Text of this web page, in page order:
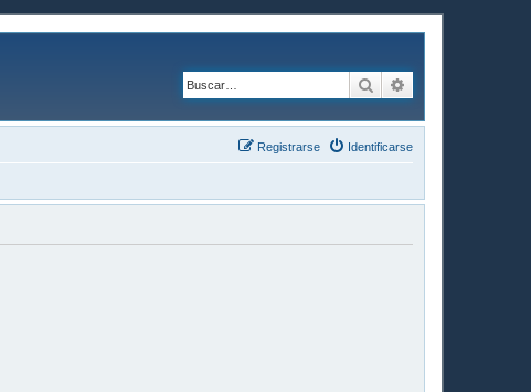
Buscar
Identificarse
Registrarse